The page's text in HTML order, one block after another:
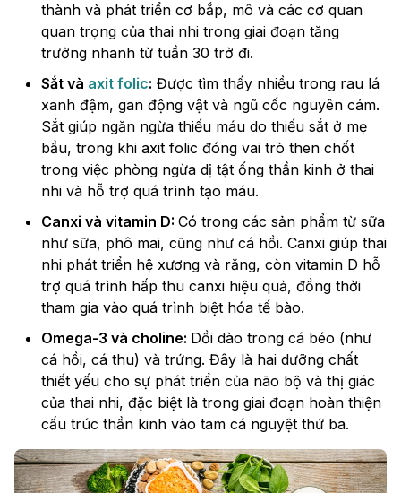
thành và phát triển cơ bắp, mô và các cơ quan
quan trọng của thai nhi trong giai đoạn tăng
trưởng nhanh từ tuần 30 trở đi.
Sắt và axit folic: Được tìm thấy nhiều trong rau lá
xanh đậm, gan động vật và ngũ cốc nguyên cám.
Sắt giúp ngăn ngừa thiếu máu do thiếu sắt ở mẹ
bầu, trong khi axit folic đóng vai trò then chốt
trong việc phòng ngừa dị tật ống thần kinh ở thai
nhi và hỗ trợ quá trình tạo máu.
Canxi và vitamin D: Có trong các sản phẩm từ sữa
như sữa, phô mai, cũng như cá hồi. Canxi giúp thai
nhi phát triển hệ xương và răng, còn vitamin D hỗ
trợ quá trình hấp thu canxi hiệu quả, đồng thời
tham gia vào quá trình biệt hóa tế bào.
Omega-3 và choline: Dồi dào trong cá béo (như
cá hồi, cá thu) và trứng. Đây là hai dưỡng chất
thiết yếu cho sự phát triển của não bộ và thị giác
của thai nhi, đặc biệt là trong giai đoạn hoàn thiện
cấu trúc thần kinh vào tam cá nguyệt thứ ba.